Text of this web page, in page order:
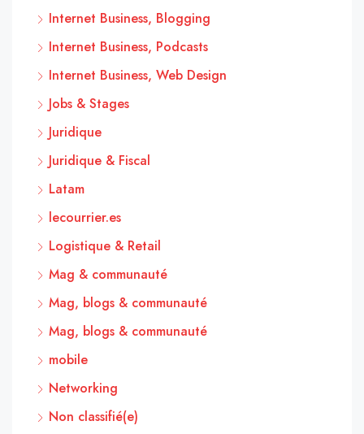
Internet Business, Blogging
Internet Business, Podcasts
Internet Business, Web Design
Jobs & Stages
Juridique
Juridique & Fiscal
Latam
lecourrier.es
Logistique & Retail
Mag & communauté
Mag, blogs & communauté
Mag, blogs & communauté
mobile
Networking
Non classifié(e)